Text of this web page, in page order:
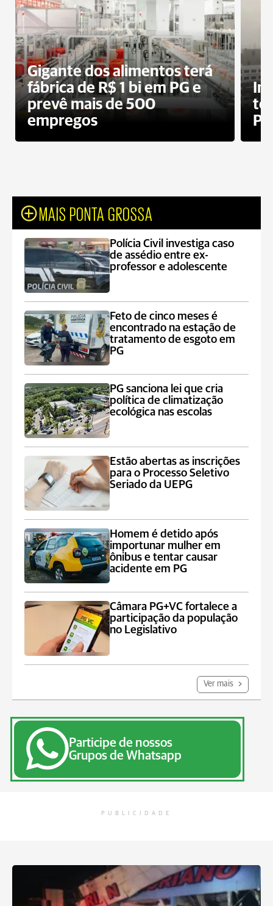
Gigante dos alimentos terá
fábrica de R$ 1 bi em PG e
prevê mais de 500
empregos
MAIS PONTA GROSSA
Polícia Civil investiga caso
de assédio entre ex-
professor e adolescente
Feto de cinco meses é
encontrado na estação de
tratamento de esgoto em
PG
PG sanciona lei que cria
política de climatização
ecológica nas escolas
Estão abertas as inscrições
para o Processo Seletivo
Seriado da UEPG
Homem é detido após
importunar mulher em
ônibus e tentar causar
acidente em PG
Câmara PG+VC fortalece a
participação da população
no Legislativo
Ver mais
Participe de nossos
Grupos de Whatsapp
PUBLICIDADE